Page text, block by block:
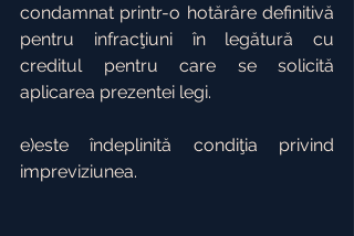
condamnat printr-o hotărâre definitivă
pentru infracţiuni în legătură cu
creditul pentru care se solicită
aplicarea prezentei legi.
e)este îndeplinită condiţia privind
impreviziunea.